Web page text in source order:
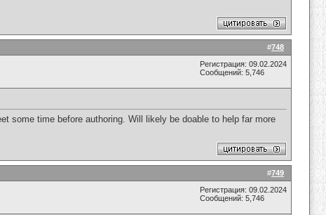
#748
Регистрация: 09.02.2024
Сообщений: 5,746
some time before authoring. Will likely be doable to help far more
#749
Регистрация: 09.02.2024
Сообщений: 5,746